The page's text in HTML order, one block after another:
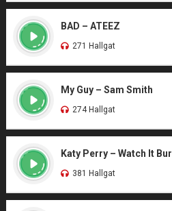
BAD – ATEEZ
271 Hallgat
My Guy – Sam Smith
274 Hallgat
Katy Perry – Watch It Bur
381 Hallgat